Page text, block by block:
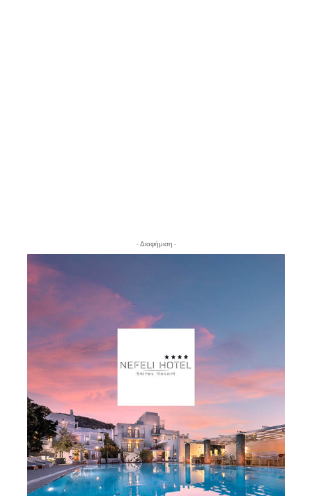
- Διαφήμιση -